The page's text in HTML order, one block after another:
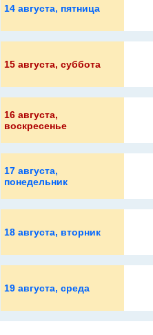
14 августа, пятница
15 августа, суббота
16 августа,
воскресенье
17 августа,
понедельник
18 августа, вторник
19 августа, среда